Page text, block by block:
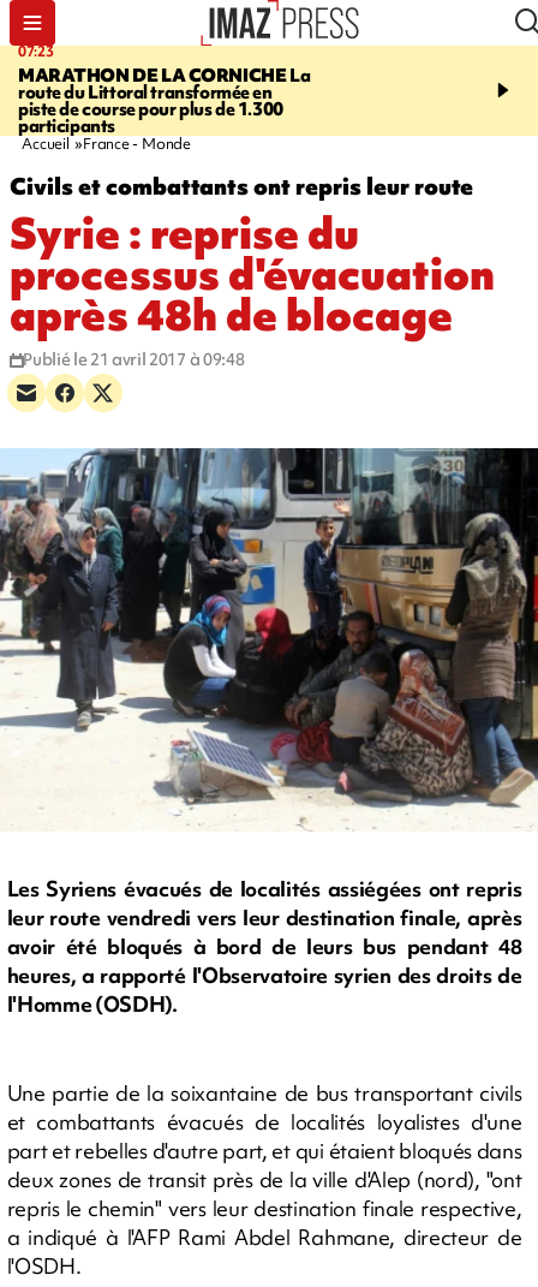
07:23
MARATHON DE LA CORNICHELa
route du Littoral transformée en
piste de course pour plus de 1.300
participants
08:37
braderie de l'océan
Accueil France - Monde
Civils et combattants ont repris leur route
Syrie : reprise du
processus d'évacuation
après 48h de blocage
Publié le 21 avril 2017 à 09:48
Les Syriens évacués de localités assiégées ont repris
leur route vendredi vers leur destination finale, après
avoir été bloqués à bord de leurs bus pendant 48
heures, a rapporté l'Observatoire syrien des droits de
l'Homme (OSDH).
Une partie de la soixantaine de bus transportant civils
et combattants évacués de localités loyalistes d'une
part et rebelles d'autre part, et qui étaient bloqués dans
deux zones de transit près de la ville d'Alep (nord), "ont
repris le chemin" vers leur destination finale respective,
a indiqué à l'AFP Rami Abdel Rahmane, directeur de
l'OSDH.